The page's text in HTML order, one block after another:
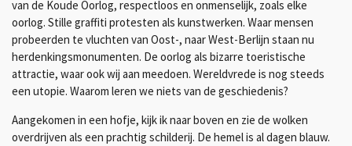
van de Koude Oorlog, respectloos en onmenselijk, zoals elke
oorlog. Stille graffiti protesten als kunstwerken. Waar mensen
probeerden te vluchten van Oost-, naar West-Berlijn staan nu
herdenkingsmonumenten. De oorlog als bizarre toeristische
attractie, waar ook wij aan meedoen. Wereldvrede is nog steeds
een utopie. Waarom leren we niets van de geschiedenis?
Aangekomen in een hofje, kijk ik naar boven en zie de wolken
overdrijven als een prachtig schilderij. De hemel is al dagen blauw.